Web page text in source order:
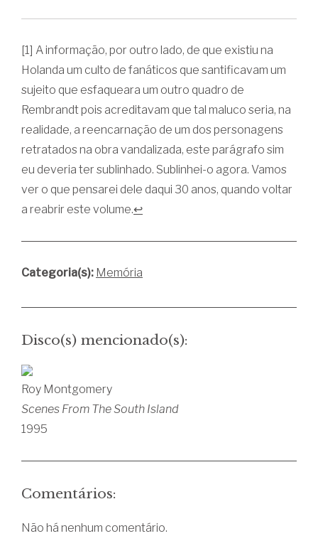
[1] A informação, por outro lado, de que existiu na
Holanda um culto de fanáticos que santificavam um
sujeito que esfaqueara um outro quadro de
Rembrandt pois acreditavam que tal maluco seria, na
realidade, a reencarnação de um dos personagens
retratados na obra vandalizada, este parágrafo sim
eu deveria ter sublinhado. Sublinhei-o agora. Vamos
ver o que pensarei dele daqui 30 anos, quando voltar
a reabrir este volume.↩
Categoria(s): Memória
Disco(s) mencionado(s):
Roy Montgomery
Scenes From The South Island
1995
Comentários:
Não há nenhum comentário.